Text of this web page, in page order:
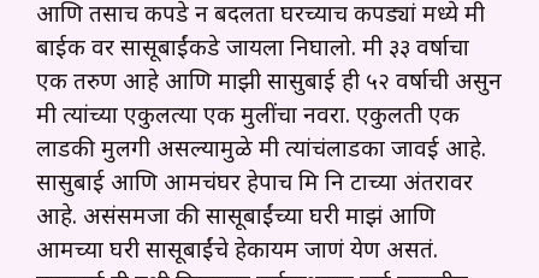
आणि तसाच कपडे न बदलता घरच्याच कपड्यां मध्ये मी
बाईक वर सासूबाईंकडे जायला निघालो. मी ३३ वर्षाचा
एक तरुण आहे आणि माझी सासुबाई ही ५२ वर्षाची असुन
मी त्यांच्या एकुलत्या एक मुलींचा नवरा. एकुलती एक
लाडकी मुलगी असल्यामुळे मी त्यांचंलाडका जावई आहे.
सासुबाई आणि आमचंघर हेपाच मि नि टाच्या अंतरावर
आहे. असंसमजा की सासूबाईंच्या घरी माझं आणि
आमच्या घरी सासूबाईंचे हेकायम जाणं येण असतं.